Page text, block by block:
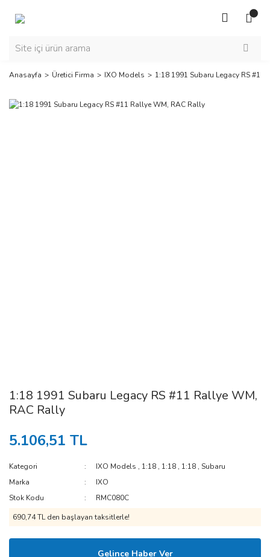
Anasayfa Üretici Firma IXO Models 1:18 1991 Subaru Legacy RS #11
1:18 1991 Subaru Legacy RS #11 Rallye WM,
RAC Rally
5.106,51 TL
Kategori IXO Models , 1:18 , 1:18 , 1:18 ,Subaru
Marka
IXO
Stok Kodu
RMC080C
690,74 TL den başlayan taksitlerle!
Gelince Haber Ver